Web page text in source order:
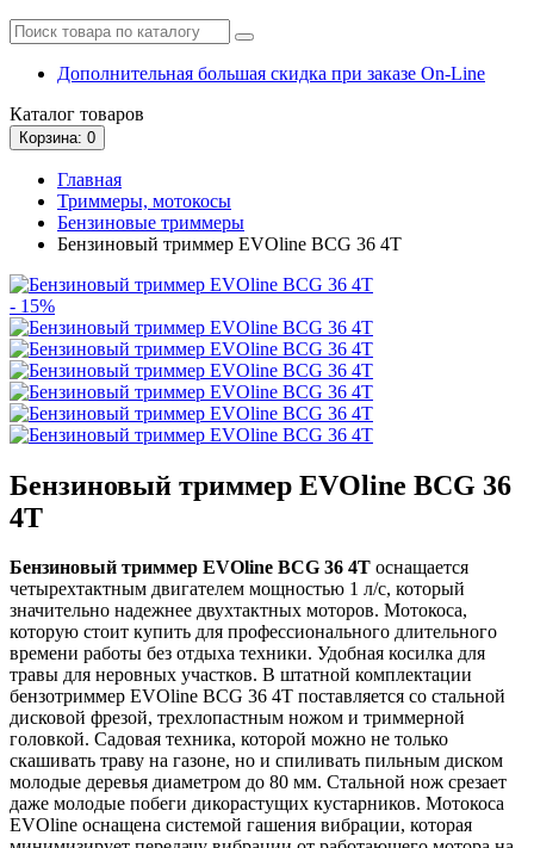
Дополнительная большая скидка при заказе On-Line
Каталог товаров
Корзина: 0
Главная
Триммеры, мотокосы
Бензиновые триммеры
Бензиновый триммер EVOline BCG 36 4T
- 15%
Бензиновый триммер EVOline BCG 36
4T
Бензиновый триммер EVOline BCG 36 4T оснащается
четырехтактным двигателем мощностью 1 л/с, который
значительно надежнее двухтактных моторов. Мотокоса,
которую стоит купить для профессионального длительного
времени работы без отдыха техники. Удобная косилка для
травы для неровных участков. В штатной комплектации
бензотриммер EVOline BCG 36 4T поставляется со стальной
дисковой фрезой, трехлопастным ножом и триммерной
головкой. Садовая техника, которой можно не только
скашивать траву на газоне, но и спиливать пильным диском
молодые деревья диаметром до 80 мм. Стальной нож срезает
даже молодые побеги дикорастущих кустарников. Мотокоса
EVOline оснащена системой гашения вибрации, которая